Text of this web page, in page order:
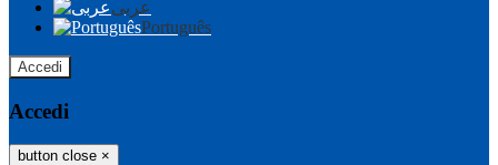
عربى
Português
Accedi
Accedi
button close ×